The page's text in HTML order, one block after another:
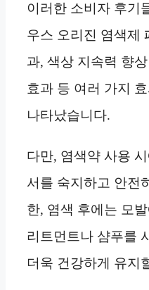
이러한 소비자 후기
우스 오리진 염색제
과, 색상 지속력 향
효과 등 여러 가지
나타났습니다.
다만, 염색약 사용
서를 숙지하고 안전
한, 염색 후에는 모
리트먼트나 샴푸를
더욱 건강하게 유지